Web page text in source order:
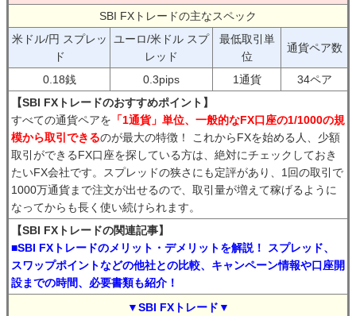
SBI FXトレードの主なスペック
米ドル/円 スプレッ
ド
ユーロ/米ドル スプ
レッド
最低取引単
位
通貨ペア数
0.18銭 0.3pips 1通貨
34ペア
【SBI FXトレードのおすすめポイント】
すべての通貨ペアを 「1通貨」単位、一般的なFX口座の1/1000の規
模から取引できるのが最大の特徴！ これからFXを始める人、少額
取引ができるFX口座を探している方は、絶対にチェックしておき
たいFX会社です。スプレッドの狭さにも定評があり、1回の取引で
1000万通貨まで注文が出せるので、取引量が増えて稼げるように
なってからも長く使い続けられます。
【SBI FXトレードの関連記事】
■SBI FXトレードのメリット・デメリットを解説！ スプレッド、
スワップポイントなどの他社との比較、キャンペーン情報や口座開
設までの時間、必要書類も紹介！
▼SBI FXトレード▼